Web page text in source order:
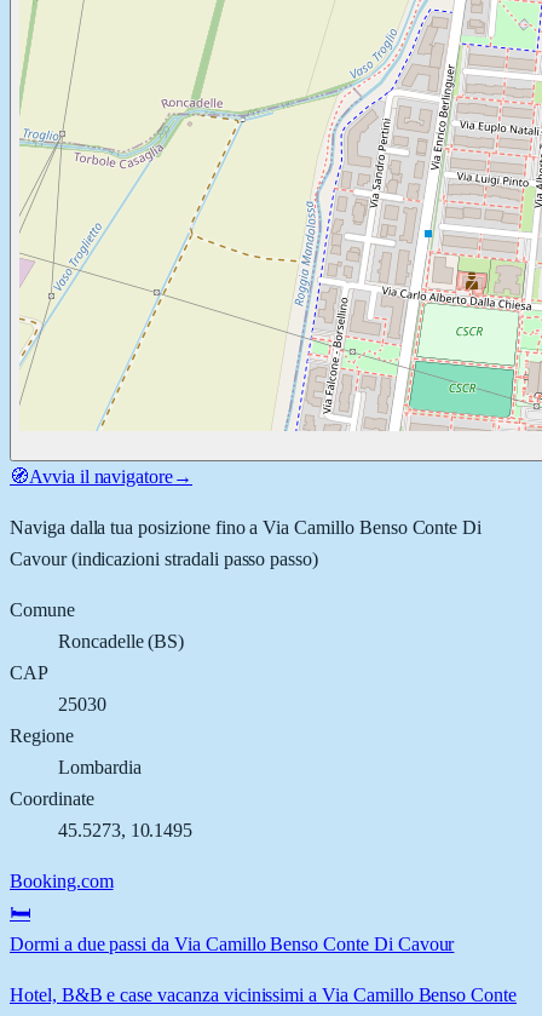
🧭Avvia il navigatore→
Naviga dalla tua posizione fino aVia Camillo Benso Conte Di
Cavour(indicazioni stradali passo passo)
Comune
Roncadelle(BS)
CAP
25030
Regione
Lombardia
Coordinate
45.5273, 10.1495
Booking.com
🛏️
Dormi a due passi da Via Camillo Benso Conte Di Cavour
Hotel, B&B e case vacanza vicinissimi a Via Camillo Benso Conte